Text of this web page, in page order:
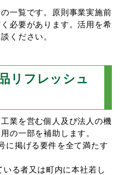
一覧です。原則事業実施前
必要があります。活用を希
ください。
リフレッシュ
業を営む個人及び法人の機
の一部を補助します。
掲げる要件を全て満たす
る者又は町内に本社若し